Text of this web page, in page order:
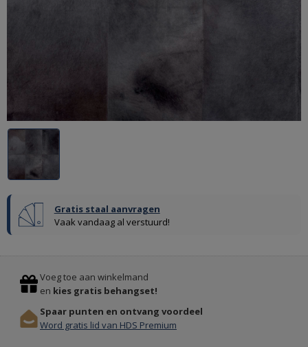
Gratis staal aanvragen
Vaak vandaag al verstuurd!
PURE
&
EN
KALKVERF
PAINT
Previous
Stop
Voeg toe aan winkelmand
en kies gratis behangset!
Spaar punten en ontvang voordeel
Word gratis lid van HDS Premium